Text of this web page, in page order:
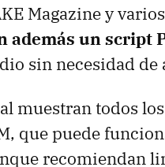
Magazine y
además un script
sin necesidad de
muestran todos
que puede
recomiendan